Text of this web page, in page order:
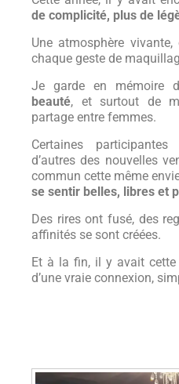
de complicité, plus de
Une atmosphère
chaque geste de
Je garde en mémoire
beauté, et surtout de
partage entre femmes.
Certaines
d’autres des nouvelles
commun cette même
se sentir belles, libres et
Des rires ont fusé, des
affinités se sont créées.
Et à la fin, il y avait
d’une vraie connexion,